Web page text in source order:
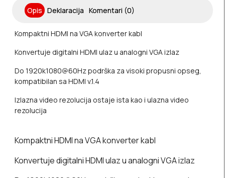
Opis Deklaracija Komentari (0)
Kompaktni HDMI na VGA konverter kabl
Konvertuje digitalni HDMI ulaz u analogni VGA izlaz
Do 1920k1080@60Hz podrška za visoki propusni opseg,
kompatibilan sa HDMI v.1.4
Izlazna video rezolucija ostaje ista kao i ulazna video
rezolucija
Kompaktni HDMI na VGA konverter kabl
Konvertuje digitalni HDMI ulaz u analogni VGA izlaz